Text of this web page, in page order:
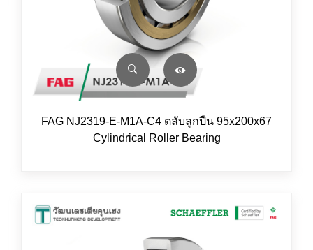
FAG NJ2319-E-M1A-C4 ตลับลูกปืน 95x200x67
Cylindrical Roller Bearing